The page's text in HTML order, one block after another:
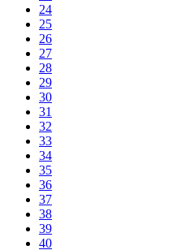
24
25
26
27
28
29
30
31
32
33
34
35
36
37
38
39
40